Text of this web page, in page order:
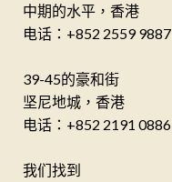
中期的水平，香港
电话：+852 2559 9887
39-45的豪和街
坚尼地城，香港
电话：+852 2191 0886
我们找到